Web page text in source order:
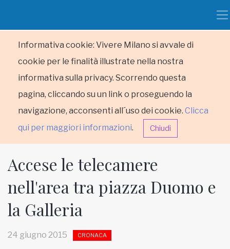
Informativa cookie: Vivere Milano si avvale di
cookie per le finalità illustrate nella nostra
informativa sulla privacy. Scorrendo questa
pagina, cliccando su un link o proseguendo la
navigazione, acconsenti all´uso dei cookie. Clicca
qui per maggiori informazioni. Chiudi
HOME
Accese le telecamere
nell'area tra piazza Duomo e
la Galleria
24 giugno 2015 CRONACA